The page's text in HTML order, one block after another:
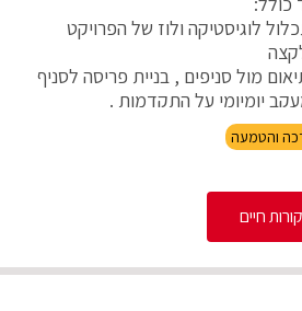
לוגיסטיקה ולוז של הפרויקט
מול סניפים , בניית פריסה לסניף
יומיומי על התקדמות .
והטמעה
חיים